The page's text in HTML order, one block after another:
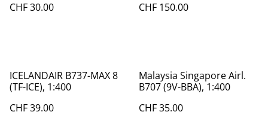
CHF 30.00
CHF 150.00
ICELANDAIR B737-MAX 8
(TF-ICE), 1:400
CHF 39.00
Malaysia Singapore Airl.
B707 (9V-BBA), 1:400
CHF 35.00